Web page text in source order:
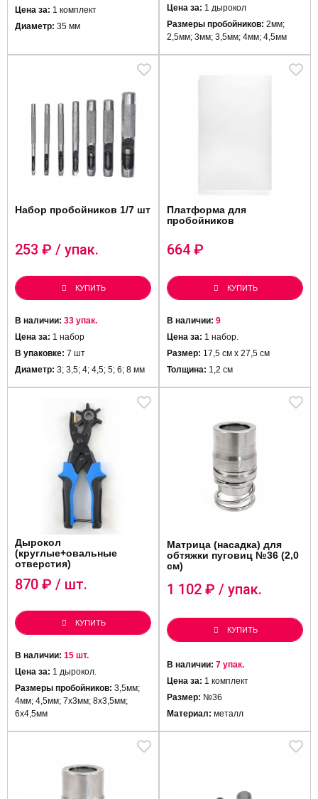
Цена за: 1 комплект
Диаметр: 35 мм
Цена за: 1 дырокол
Размеры пробойников: 2мм;
2,5мм; 3мм; 3,5мм; 4мм; 4,5мм
Набор пробойников 1/7 шт
253 ₽ / упак.
КУПИТЬ
В наличии: 33 упак.
Цена за: 1 набор
В упаковке: 7 шт
Диаметр: 3; 3,5; 4; 4,5; 5; 6; 8 мм
Платформа для
пробойников
664 ₽
КУПИТЬ
В наличии: 9
Цена за: 1 набор.
Размер: 17,5 см х 27,5 см
Толщина: 1,2 см
Дырокол
(круглые+овальные
отверстия)
870 ₽ / шт.
КУПИТЬ
В наличии: 15 шт.
Цена за: 1 дырокол.
Размеры пробойников: 3,5мм;
4мм; 4,5мм; 7х3мм; 8х3,5мм;
6х4,5мм
Матрица (насадка) для
обтяжки пуговиц №36 (2,0
см)
1 102 ₽ / упак.
КУПИТЬ
В наличии: 7 упак.
Цена за: 1 комплект
Размер: №36
Материал: металл